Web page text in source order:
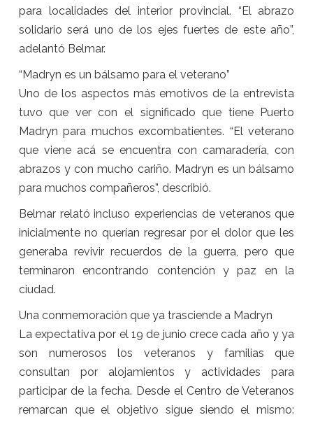
para localidades del interior provincial. “El abrazo
solidario será uno de los ejes fuertes de este año”,
adelantó Belmar.
“Madryn es un bálsamo para el veterano”
Uno de los aspectos más emotivos de la entrevista
tuvo que ver con el significado que tiene Puerto
Madryn para muchos excombatientes. “El veterano
que viene acá se encuentra con camaradería, con
abrazos y con mucho cariño. Madryn es un bálsamo
para muchos compañeros”, describió.
Belmar relató incluso experiencias de veteranos que
inicialmente no querían regresar por el dolor que les
generaba revivir recuerdos de la guerra, pero que
terminaron encontrando contención y paz en la
ciudad.
Una conmemoración que ya trasciende a Madryn
La expectativa por el 19 de junio crece cada año y ya
son numerosos los veteranos y familias que
consultan por alojamientos y actividades para
participar de la fecha. Desde el Centro de Veteranos
remarcan que el objetivo sigue siendo el mismo: